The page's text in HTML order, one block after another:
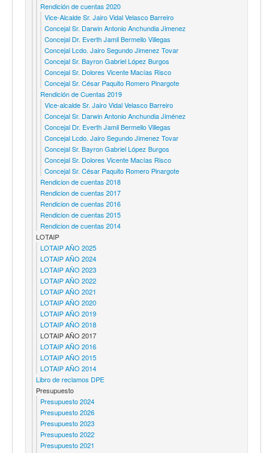
Rendición de cuentas 2020
Vice-Alcalde Sr. Jairo Vidal Velasco Barreiro
Concejal Sr. Darwin Antonio Anchundia Jimenez
Concejal Dr. Everth Jamil Bermello Villegas
Concejal Lcdo. Jairo Segundo Jimenez Tovar
Concejal Sr. Bayron Gabriel López Burgos
Concejal Sr. Dolores Vicente Macías Risco
Concejal Sr. César Paquito Romero Pinargote
Rendición de Cuentas 2019
Vice-alcalde Sr. Jairo Vidal Velasco Barreiro
Concejal Sr. Darwin Antonio Anchundia Jiménez
Concejal Dr. Everth Jamil Bermello Villegas
Concejal Lcdo. Jairo Segundo Jimenez Tovar
Concejal Sr. Bayron Gabriel López Burgos
Concejal Sr. Dolores Vicente Macías Risco
Concejal Sr. César Paquito Romero Pinargote
Rendicion de cuentas 2018
Rendicion de cuentas 2017
Rendicion de cuentas 2016
Rendicion de cuentas 2015
Rendicion de cuentas 2014
LOTAIP
LOTAIP AÑO 2025
LOTAIP AÑO 2024
LOTAIP AÑO 2023
LOTAIP AÑO 2022
LOTAIP AÑO 2021
LOTAIP AÑO 2020
LOTAIP AÑO 2019
LOTAIP AÑO 2018
LOTAIP AÑO 2017
LOTAIP AÑO 2016
LOTAIP AÑO 2015
LOTAIP AÑO 2014
Libro de reclamos DPE
Presupuesto
Presupuesto 2024
Presupuesto 2026
Presupuesto 2023
Presupuesto 2022
Presupuesto 2021